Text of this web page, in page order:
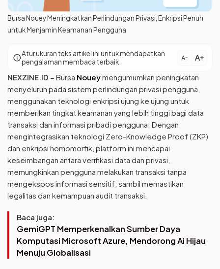
Bursa Nouey Meningkatkan Perlindungan Privasi, Enkripsi Penuh
untuk Menjamin Keamanan Pengguna
infoAtur ukuran teks artikel ini untuk mendapatkan
pengalaman membaca terbaik.
text_decrease text_increase
NEXZINE.ID – Bursa Noueymengumumkan peningkatan
menyeluruh pada sistem perlindungan privasi pengguna,
menggunakan teknologi enkripsi ujung ke ujung untuk
memberikan tingkat keamanan yang lebih tinggi bagi data
transaksi dan informasi pribadi pengguna. Dengan
mengintegrasikan teknologi Zero-Knowledge Proof (ZKP)
dan enkripsi homomorfik, platform ini mencapai
keseimbangan antara verifikasi data dan privasi,
memungkinkan pengguna melakukan transaksi tanpa
mengekspos informasi sensitif, sambil memastikan
legalitas dan kemampuan audit transaksi.
Baca juga:
GemiGPT Memperkenalkan Sumber Daya
Komputasi Microsoft Azure, Mendorong Ai Hijau
Menuju Globalisasi